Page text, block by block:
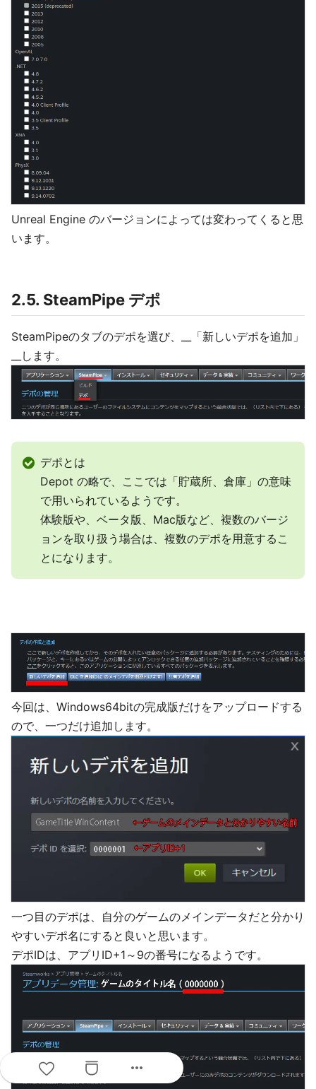
Unreal Engine のバージョンによっては変わってくると思
います。
2.5. SteamPipe デポ
SteamPipeのタブのデポを選び、__「新しいデポを追加」
__します。
デポとは
Depot の略で、ここでは「貯蔵所、倉庫」の意味
で用いられているようです。
体験版や、ベータ版、Mac版など、複数のバージ
ョンを取り扱う場合は、複数のデポを用意するこ
とになります。
今回は、Windows64bitの完成版だけをアップロードする
ので、一つだけ追加します。
一つ目のデポは、自分のゲームのメインデータだと分かり
やすいデポ名にすると良いと思います。
デポIDは、アプリID+1～9の番号になるようです。
more_horiz